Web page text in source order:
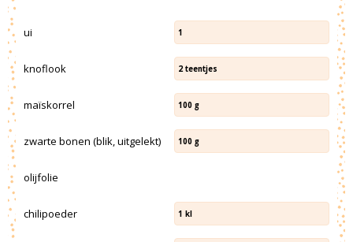
ui 1
knoflook 2 teentjes
maïskorrel 100 g
zwarte bonen (blik, uitgelekt) 100 g
olijfolie
chilipoeder 1 kl